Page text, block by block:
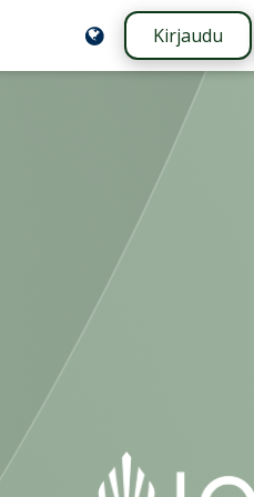
Kirjaudu